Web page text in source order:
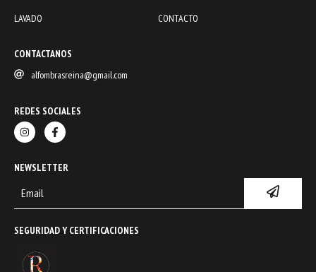
LAVADO CONTACTO
CONTACTANOS
alfombrasreina@gmail.com
REDES SOCIALES
NEWSLETTER
SEGURIDAD Y CERTIFICACIONES